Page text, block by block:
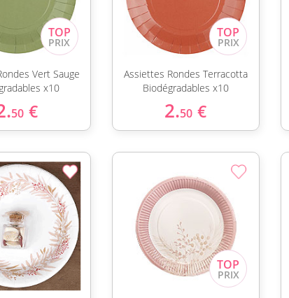
Vert Sauge
x10
50 €
Assiettes Rondes Terracotta
Biodégradables x10
2.50 €